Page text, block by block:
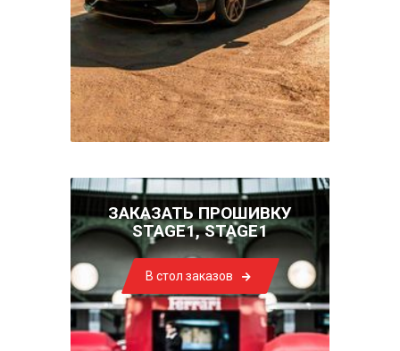
ЗАКАЗАТЬ ПРОШИВКУ
STAGE1, STAGE1
В стол заказов